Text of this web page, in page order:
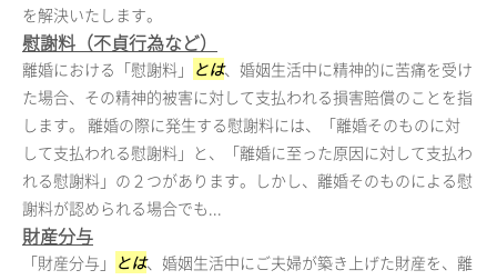
を解決いたします。
慰謝料（不貞行為など）
離婚における「慰謝料」 とは、婚姻生活中に精神的に苦痛を受け
た場合、その精神的被害に対して支払われる損害賠償のことを指
します。 離婚の際に発生する慰謝料には、「離婚そのものに対
して支払われる慰謝料」と、「離婚に至った原因に対して支払わ
れる慰謝料」の２つがあります。しかし、離婚そのものによる慰
謝料が認められる場合でも...
財産分与
「財産分与」 とは、婚姻生活中にご夫婦が築き上げた財産を、離